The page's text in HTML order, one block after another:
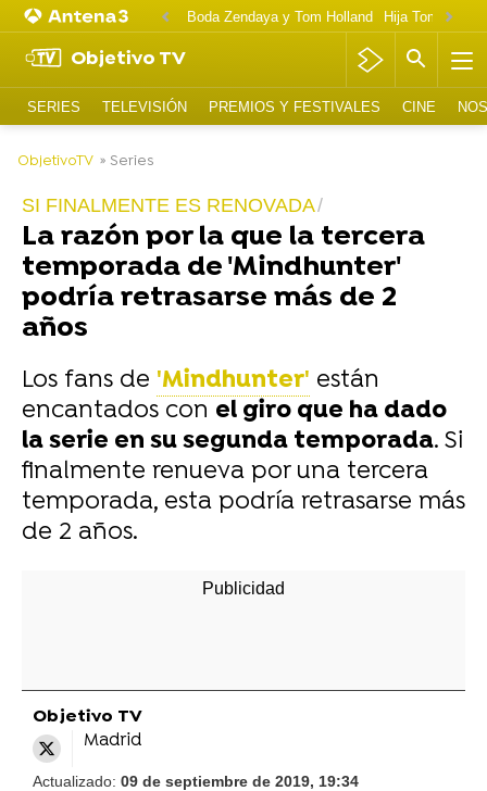
Boda Zendaya y Tom Holland Hija Tom
Objetivo TV
SERIES TELEVISIÓN PREMIOS Y FESTIVALES CINE
ObjetivoTV » Series
SI FINALMENTE ES RENOVADA
La razón por la que la tercera
temporada de 'Mindhunter'
podría retrasarse más de 2
años
Los fans de 'Mindhunter' están
encantados con el giro que ha dado
la serie en su segunda temporada. Si
finalmente renueva por una tercera
temporada, esta podría retrasarse más
de 2 años.
Objetivo TV
Madrid
Actualizado: 09 de septiembre de 2019, 19:34